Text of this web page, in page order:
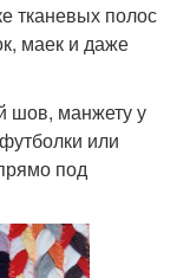
тканевых полос
маек и даже
шов, манжету у
или
под